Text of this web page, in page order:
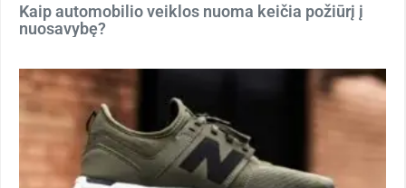
Kaip automobilio veiklos nuoma keičia požiūrį į
nuosavybę?